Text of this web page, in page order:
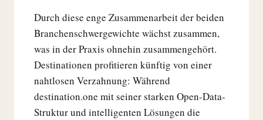
Durch diese enge Zusammenarbeit der beiden
Branchenschwergewichte wächst zusammen,
was in der Praxis ohnehin zusammengehört.
Destinationen profitieren künftig von einer
nahtlosen Verzahnung: Während
destination.one mit seiner starken Open-Data-
Struktur und intelligenten Lösungen die